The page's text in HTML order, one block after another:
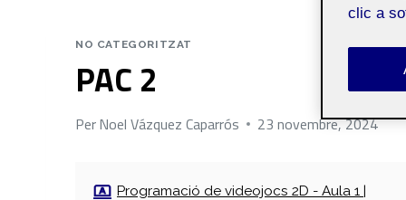
NO CATEGORITZAT
PAC 2
PerNoel Vázquez Caparrós 23 novembre, 2024
Programació de videojocs 2D - Aula 1 |
clic a